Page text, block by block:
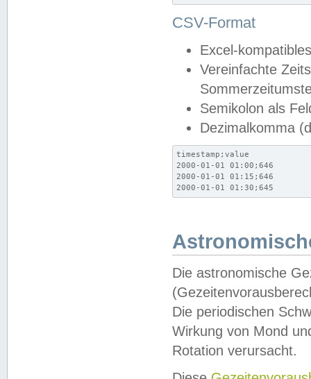
CSV-Format
Excel-
Vereinfachte
Semikolon als
Dezimalkomma
timestamp;value
2000-01-01 01:00;646
2000-01-01 01:15;646
2000-01-01 01:30;645
Die astronomische
Die periodischen
Wirkung von Mond
Rotation verursacht.